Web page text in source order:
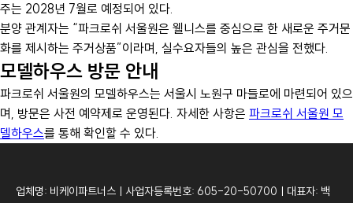
주는 2028년 7월로 예정되어 있다.
분양 관계자는 “파크로쉬 서울원은 웰니스를 중심으로 한 새로운 주거문
화를 제시하는 주거상품”이라며, 실수요자들의 높은 관심을 전했다.
모델하우스 방문 안내
파크로쉬 서울원의 모델하우스는 서울시 노원구 마들로에 마련되어 있으
며, 방문은 사전 예약제로 운영된다. 자세한 사항은 파크로쉬 서울원 모
델하우스를 통해 확인할 수 있다.
업체명: 비케이파트너스ㅣ사업자등록번호: 605-20-50700ㅣ대표자: 백